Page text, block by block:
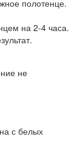
полотенце.
на 2-4 часа.
не
с белых